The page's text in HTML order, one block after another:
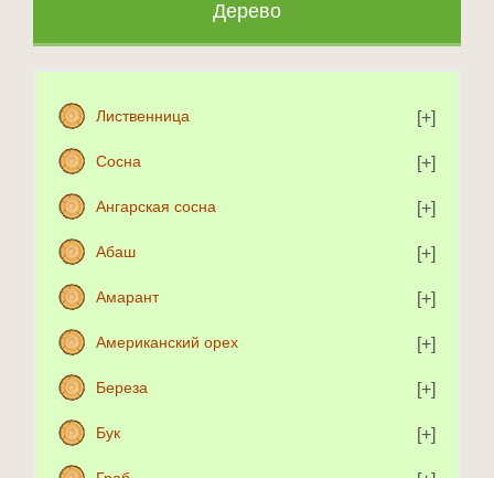
Дерево
Лиственница
Сосна
Ангарская сосна
Абаш
Амарант
Американский орех
Береза
Бук